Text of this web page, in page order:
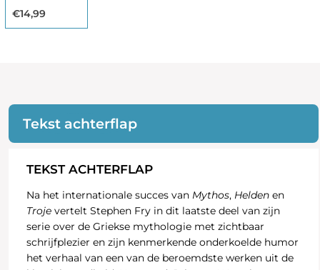
€14,99
Tekst achterflap
TEKST ACHTERFLAP
Na het internationale succes van Mythos, Heldenen
Trojevertelt Stephen Fry in dit laatste deel van zijn
serie over de Griekse mythologie met zichtbaar
schrijfplezier en zijn kenmerkende onderkoelde humor
het verhaal van een van de beroemdste werken uit de